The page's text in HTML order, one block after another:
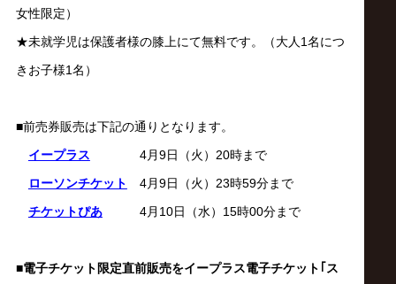
女性限定）
★未就学児は保護者様の膝上にて無料です。（大人1名につ
きお子様1名）
■前売券販売は下記の通りとなります。
イープラス 4月9日（火）20時まで
ローソンチケット
4月9日（火）23時59分まで
チケットぴあ4月10日（水）15時00分まで
■電子チケット限定直前販売をイープラス電子チケット｢ス